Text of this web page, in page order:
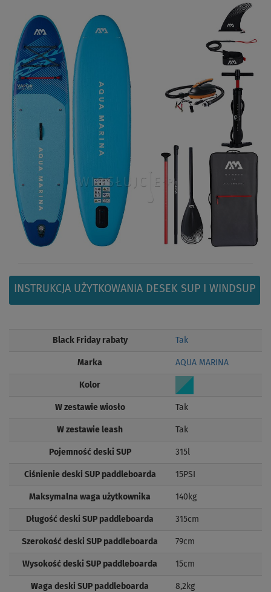
INSTRUKCJA UŻYTKOWANIA DESEK SUP I WINDSUP
Black Friday rabaty Tak
Marka AQUA MARINA
Kolor
W zestawie wiosło Tak
W zestawie leash Tak
Pojemność deski SUP 315l
Ciśnienie deski SUP paddleboarda 15PSI
Maksymalna waga użytkownika 140kg
Długość deski SUP paddleboarda 315cm
Szerokość deski SUP paddleboarda 79cm
Wysokość deski SUP paddleboarda 15cm
Waga deski SUP paddleboarda 8,2kg